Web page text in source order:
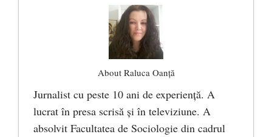
About Raluca Oanță
Jurnalist cu peste 10 ani de experiență. A
lucrat în presa scrisă și în televiziune. A
absolvit Facultatea de Sociologie din cadrul